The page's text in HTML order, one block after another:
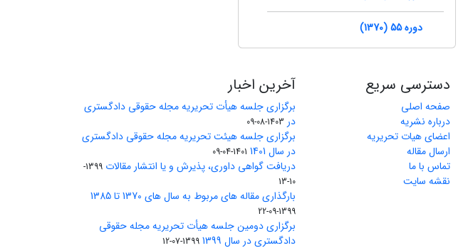
دوره 55 (1370)
دسترسی سریع
صفحه اصلی
درباره نشریه
اعضای هیات تحریریه
ارسال مقاله
تماس با ما
نقشه سایت
آخرین اخبار
برگزاری جلسه هیأت تحریریه مجله حقوقی دادگستری
در 1403-08-09
برگزاری جلسه هیئت تحریریه مجله حقوقی دادگستری
در سال 1401
1401-04-09
دریافت گواهی داوری، پذیرش و یا انتشار مقالات
1399-
10-13
بارگذاری مقاله های مربوط به سال های 1370 تا 1385
1399-09-22
برگزاری دومین جلسه هیأت تحریریه مجله حقوقی
دادگستری در سال 1399
1399-07-12